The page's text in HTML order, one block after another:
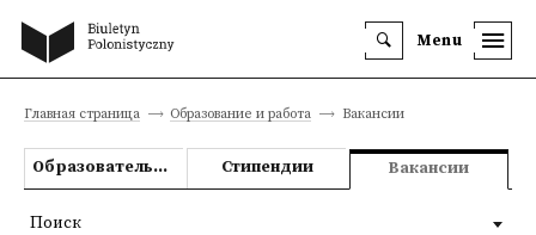
Menu
Главная страница Образование и работа Вакансии
Образовательные предложения Стипендии Вакансии
Поиск